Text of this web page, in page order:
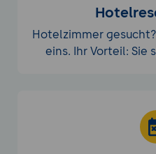
Hotelzimmer
eins. Ihr Vorteil: Sie